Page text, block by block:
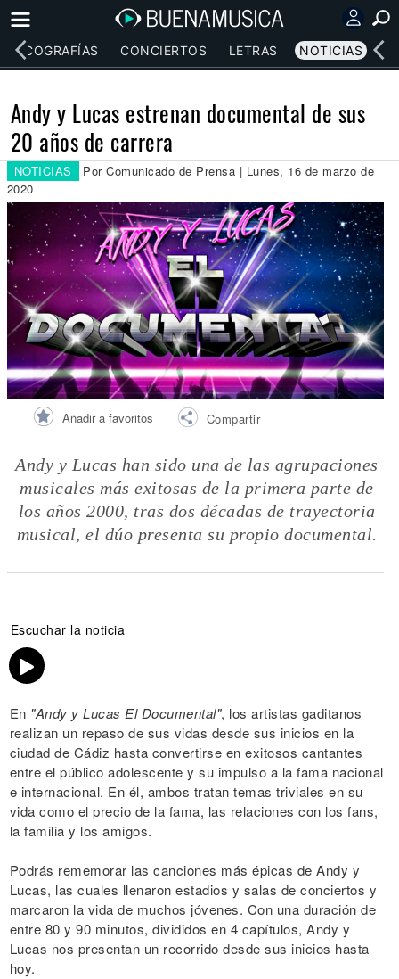
DISCOGRAFÍAS CONCIERTOS LETRAS NOTICIAS
Andy y Lucas estrenan documental de sus
20 años de carrera
NOTICIAS
Por Comunicado de Prensa | Lunes, 16 de marzo de
2020
Añadir a favoritos Compartir
Andy y Lucas han sido una de las agrupaciones
musicales más exitosas de la primera parte de
los años 2000, tras dos décadas de trayectoria
musical, el dúo presenta su propio documental.
Escuchar la noticia
En "Andy y Lucas El Documental", los artistas gaditanos
realizan un repaso de sus vidas desde sus inicios en la
ciudad de Cádiz hasta convertirse en exitosos cantantes
entre el público adolescente y su impulso a la fama nacional
e internacional. En él, ambos tratan temas triviales en su
vida como el precio de la fama, las relaciones con los fans,
la familia y los amigos.
Podrás rememorar las canciones más épicas de Andy y
Lucas, las cuales llenaron estadios y salas de conciertos y
marcaron la vida de muchos jóvenes. Con una duración de
entre 80 y 90 minutos, divididos en 4 capítulos, Andy y
Lucas nos presentan un recorrido desde sus inicios hasta
hoy.